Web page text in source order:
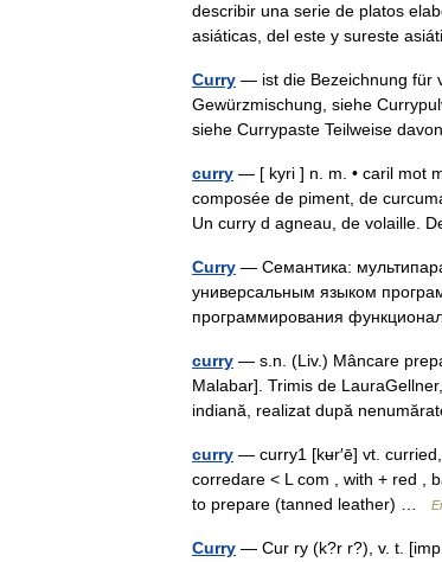
describir una serie de platos
asiáticas, del este y sureste
Curry — ist die Bezeichnung für
Gewürzmischung, siehe
siehe Currypaste Teilweise
curry — [ kyri ] n. m. • caril mot
composée de piment, de
Un curry d agneau, de volaille.
Curry — Семантика:
универсальным языком
программирования
curry — s.n. (Liv.) Mâncare
Malabar]. Trimis de
indiană, realizat după
curry — curry1 [kʉr′ē] vt.
corredare < L com , with + red ,
to prepare (tanned leather) …
Curry — Cur ry (k?r r?), v. t.